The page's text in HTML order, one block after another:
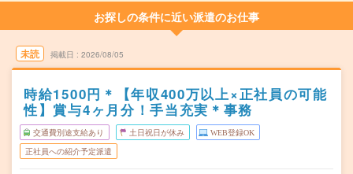
お探しの条件に近い派遣のお仕事
未読 掲載日 2026/08/05
時給1500円＊【年収400万以上×正社員の可能
性】賞与4ヶ月分！手当充実＊事務
交通費別途支給あり 土日祝日が休み WEB登録OK
正社員への紹介予定派遣